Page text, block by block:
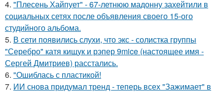
4. "Плесень Хайпует" - 67-летнюю мадонну захейтили в
социальных сетях после объявления своего 15-ого
студийного альбома.
5. В сети появились слухи, что экс - солистка группы
"Серебро" катя кищук и рэпер 9mice (настоящее имя -
Сергей Дмитриев) расстались.
6. "Ошиблась с пластикой!
7. ИИ снова придумал тренд - теперь всех "Зажимает" в